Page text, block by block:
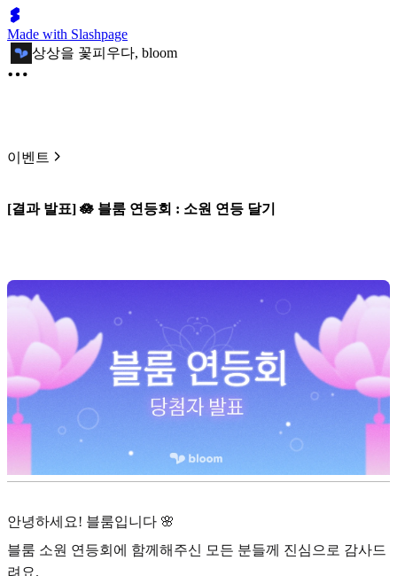
Made with Slashpage
상상을 꽃피우다, bloom
이벤트
[결과 발표] 🪷 블룸 연등회 : 소원 연등 달기
안녕하세요! 블룸입니다 🌸
블룸 소원 연등회에 함께해주신 모든 분들께 진심으로 감사드
려요.